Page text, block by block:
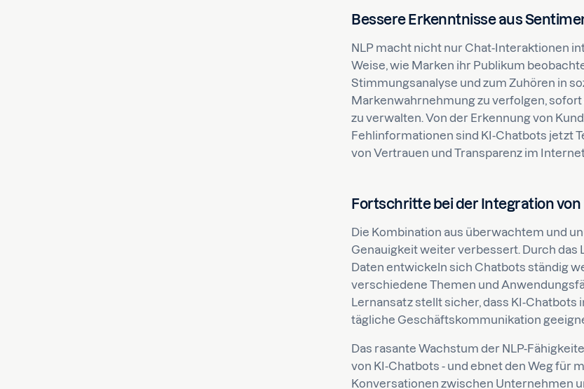
Bessere Erkenntnisse aus
NLP macht nicht nur Chat-Interaktionen
Weise, wie Marken ihr Publikum
Stimmungsanalyse und zum Zuhören in
Markenwahrnehmung zu verfolgen,
zu verwalten. Von der Erkennung von
Fehlinformationen sind KI-Chatbots jetzt
von Vertrauen und Transparenz im
Fortschritte bei der Integration
Die Kombination aus überwachtem und
Genauigkeit weiter verbessert. Durch
Daten entwickeln sich Chatbots ständig
verschiedene Themen und
Lernansatz stellt sicher, dass KI-
tägliche Geschäftskommunikation
Das rasante Wachstum der NLP-
von KI-Chatbots - und ebnet den Weg für
Konversationen zwischen Unternehmen